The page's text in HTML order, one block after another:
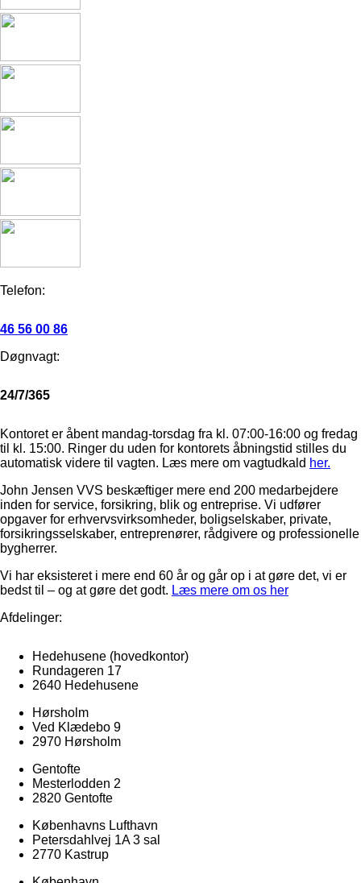
Telefon:
46 56 00 86
Døgnvagt:
24/7/365
Kontoret er åbent mandag-torsdag fra kl. 07:00-16:00 og fredag
til kl. 15:00. Ringer du uden for kontorets åbningstid stilles du
automatisk videre til vagten. Læs mere om vagtudkald her.
John Jensen VVS beskæftiger mere end 200 medarbejdere
inden for service, forsikring, blik og entreprise. Vi udfører
opgaver for erhvervsvirksomheder, boligselskaber, private,
forsikringsselskaber, entreprenører, rådgivere og professionelle
bygherrer.
Vi har eksisteret i mere end 60 år og går op i at gøre det, vi er
bedst til – og at gøre det godt. Læs mere om os her
Afdelinger:
Hedehusene (hovedkontor)
Rundageren 17
2640 Hedehusene
Hørsholm
Ved Klædebo 9
2970 Hørsholm
Gentofte
Mesterlodden 2
2820 Gentofte
Københavns Lufthavn
Petersdahlvej 1A 3 sal
2770 Kastrup